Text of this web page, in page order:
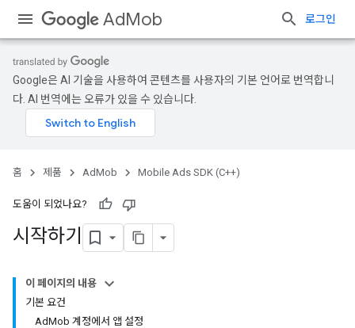
AdMob 로그인
Google은 AI 기술을 사용하여 콘텐츠를 사용자의 기본 언어로 번역합니
다. AI 번역에는 오류가 있을 수 있습니다.
홈 제품 AdMob Mobile Ads SDK (C++)
도움이 되었나요?
시작하기
이 페이지의 내용
기본 요건
AdMob 계정에서 앱 설정